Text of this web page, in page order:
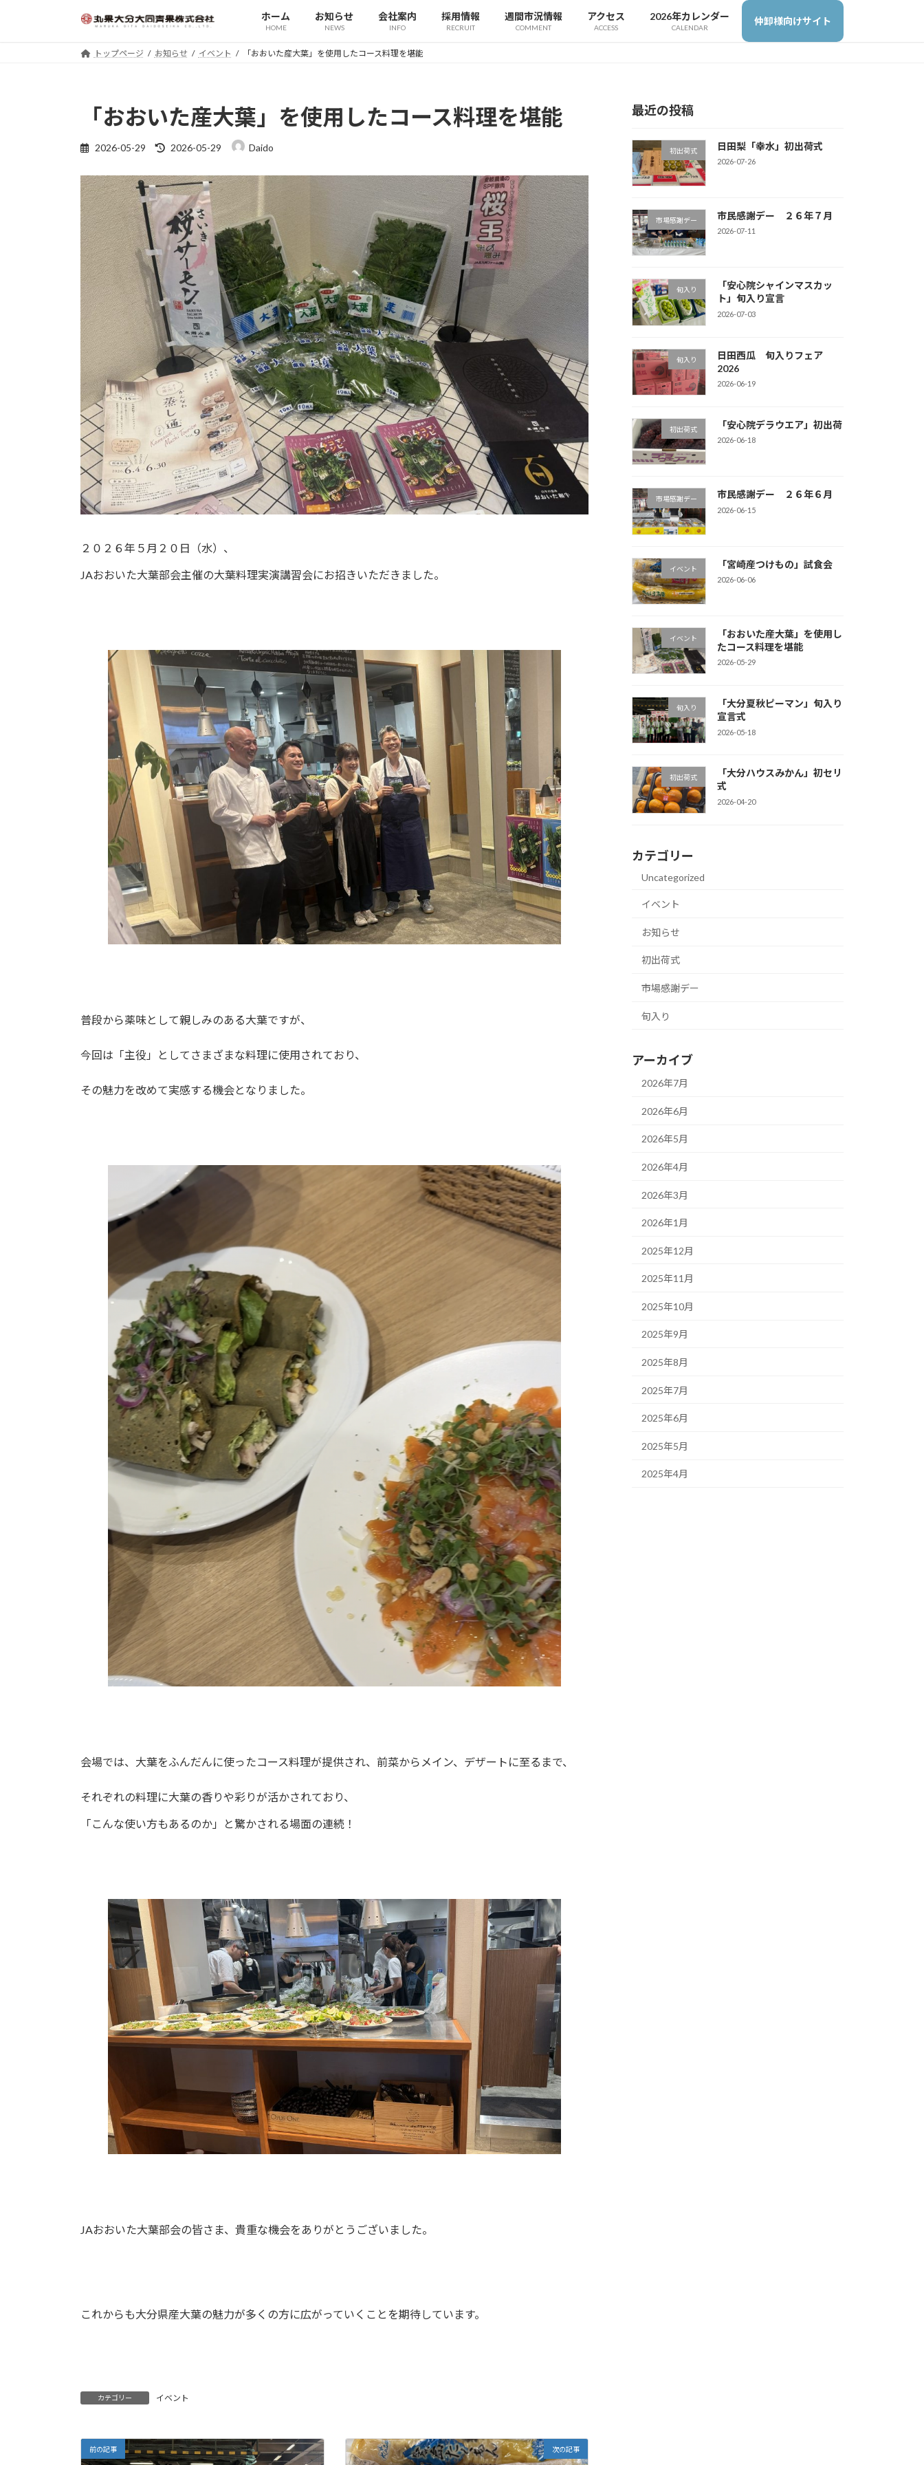
ホーム
HOME
お知らせ
NEWS
会社案内
INFO
採用情報
RECRUIT
週間市況情報
COMMENT
アクセス
ACCESS
2026年カレンダー
CALENDAR
仲卸様向けサイト
トップページ お知らせ イベント 「おおいた産大葉」を使用したコース料理を堪能
「おおいた産大葉」を使用したコース料理を堪能
2026-05-29
最
新
日
時
:
2026-05-29 Daido
２０２６年５月２０日（水）、
JAおおいた大葉部会主催の大葉料理実演講習会にお招きいただきました。
普段から薬味として親しみのある大葉ですが、
今回は「主役」としてさまざまな料理に使用されており、
その魅力を改めて実感する機会となりました。
会場では、大葉をふんだんに使ったコース料理が提供され、前菜からメイン、デザートに至るまで、
それぞれの料理に大葉の香りや彩りが活かされており、
「こんな使い方もあるのか」と驚かされる場面の連続！
JAおおいた大葉部会の皆さま、貴重な機会をありがとうございました。
これからも大分県産大葉の魅力が多くの方に広がっていくことを期待しています。
カテゴリー イベント
前の記事 次の記事
最近の投稿
初出荷式 日田梨「幸水」初出荷式
2026-07-26
市場感謝デー 市民感謝デー ２６年７月
2026-07-11
旬入り
「安心院シャインマスカッ
ト」旬入り宣言
2026-07-03
旬入り
日田西瓜 旬入りフェア
2026
2026-06-19
初出荷式 「安心院デラウエア」初出荷
2026-06-18
市場感謝デー 市民感謝デー ２６年６月
2026-06-15
イベント 「宮崎産つけもの」試食会
2026-06-06
イベント
「おおいた産大葉」を使用し
たコース料理を堪能
2026-05-29
旬入り
「大分夏秋ピーマン」旬入り
宣言式
2026-05-18
初出荷式
「大分ハウスみかん」初セリ
式
2026-04-20
カテゴリー
Uncategorized
イベント
お知らせ
初出荷式
市場感謝デー
旬入り
アーカイブ
2026年7月
2026年6月
2026年5月
2026年4月
2026年3月
2026年1月
2025年12月
2025年11月
2025年10月
2025年9月
2025年8月
2025年7月
2025年6月
2025年5月
2025年4月